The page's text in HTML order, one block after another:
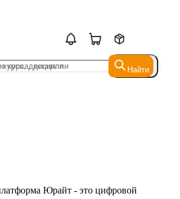
Найти
Найти
Юрайт - это цифровой